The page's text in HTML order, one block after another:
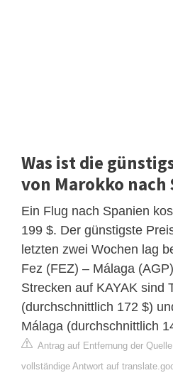
Was ist die
von Marokko nach
Ein Flug nach Spanien
199 $. Der günstigste
letzten zwei Wochen lag
Fez (FEZ) – Málaga
Strecken auf KAYAK sind
(durchschnittlich 172 $)
Málaga (durchschnittlich
Antrag auf Entfernung der Quelle
vollständige Antwort auf